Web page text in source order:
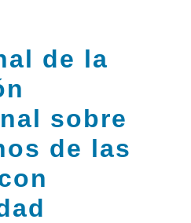
Federación
Servicios
de la
sobre
de las